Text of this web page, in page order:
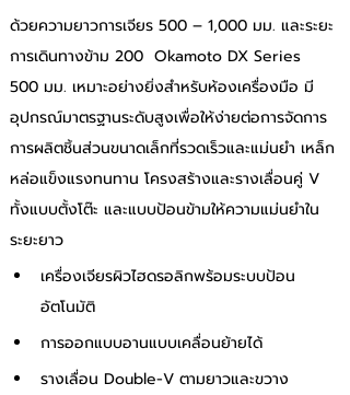
ด้วยความยาวการเจียร 500 – 1,000 มม. และระยะ
การเดินทางข้าม 200  Okamoto DX Series
500 มม. เหมาะอย่างยิ่งสำหรับห้องเครื่องมือ มี
อุปกรณ์มาตรฐานระดับสูงเพื่อให้ง่ายต่อการจัดการ
การผลิตชิ้นส่วนขนาดเล็กที่รวดเร็วและแม่นยำ เหล็ก
หล่อแข็งแรงทนทาน โครงสร้างและรางเลื่อนคู่ V
ทั้งแบบตั้งโต๊ะ และแบบป้อนข้ามให้ความแม่นยำใน
ระยะยาว
เครื่องเจียรผิวไฮดรอลิกพร้อมระบบป้อน
อัตโนมัติ
การออกแบบอานแบบเคลื่อนย้ายได้
รางเลื่อน Double-V ตามยาวและขวาง